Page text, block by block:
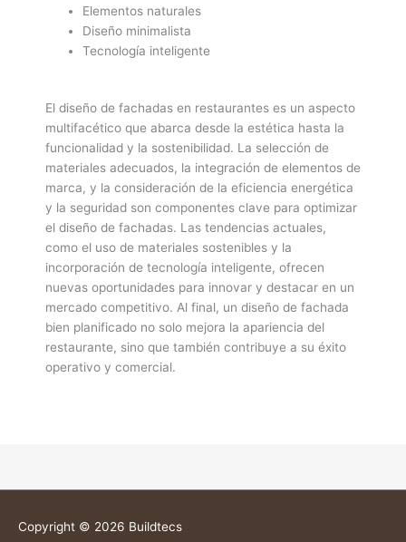
Elementos naturales
Diseño minimalista
Tecnología inteligente
El diseño de fachadas en restaurantes es un aspecto
multifacético que abarca desde la estética hasta la
funcionalidad y la sostenibilidad. La selección de
materiales adecuados, la integración de elementos de
marca, y la consideración de la eficiencia energética
y la seguridad son componentes clave para optimizar
el diseño de fachadas. Las tendencias actuales,
como el uso de materiales sostenibles y la
incorporación de tecnología inteligente, ofrecen
nuevas oportunidades para innovar y destacar en un
mercado competitivo. Al final, un diseño de fachada
bien planificado no solo mejora la apariencia del
restaurante, sino que también contribuye a su éxito
operativo y comercial.
Copyright © 2026 Buildtecs